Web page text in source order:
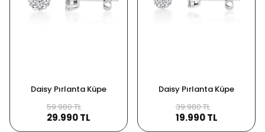
Daisy Pırlanta Küpe
59.980 TL
29.990 TL
Daisy Pırlanta Küpe
39.980 TL
19.990 TL